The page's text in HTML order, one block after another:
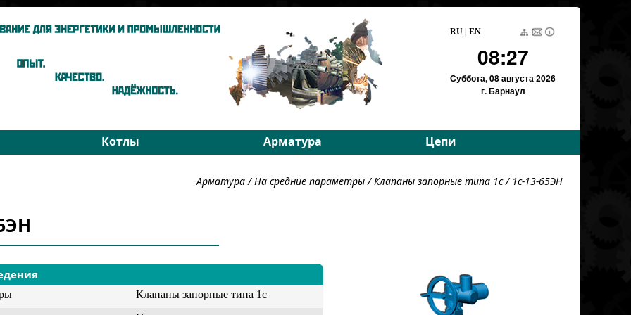
RU EN
08:27
Суббота,08 августа 2026
г. Барнаул
Котлы Арматура Цепи
Водогрейные котлы
На высокие параметры
Тяговые пластинчатые
Грузовые пластинчатые
Для энергетики
Арматура/На средние параметры/Клапаны запорные типа 1с/ 1с-13-65ЭН
Клапаны запорные типа 1с